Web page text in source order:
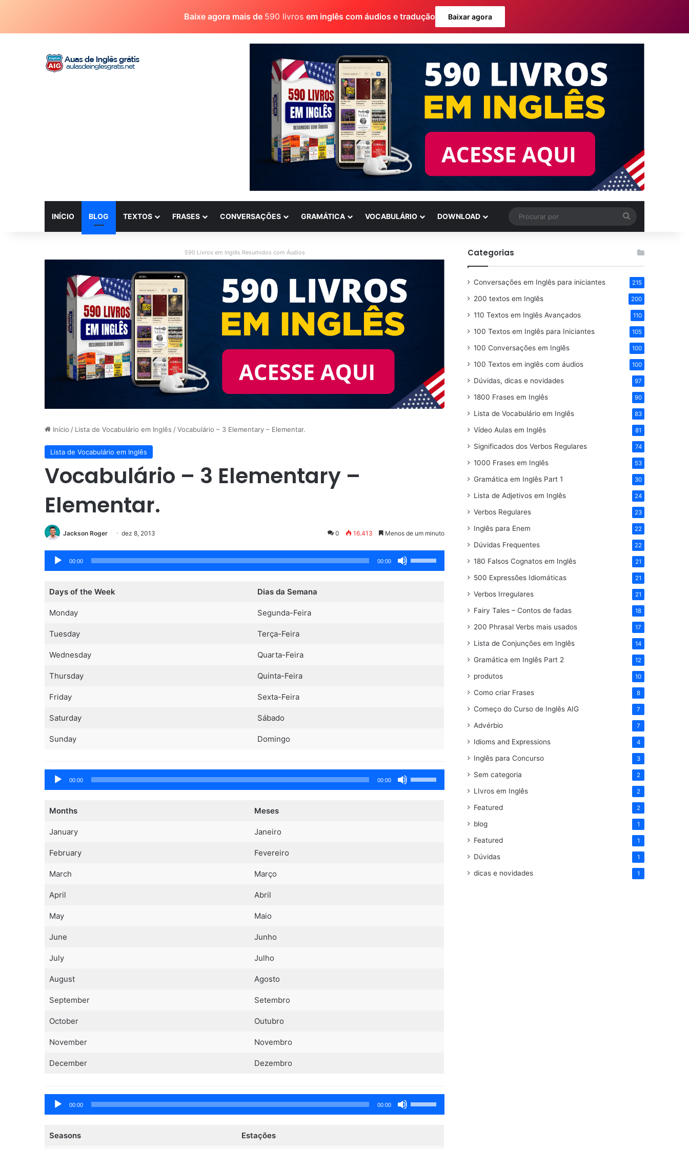
Baixe agora mais de 590 livros em inglês com áudios e tradução Baixar agora
INÍCIO BLOG TEXTOS FRASES CONVERSAÇÕES GRAMÁTICA VOCABULÁRIO DOWNLOAD
por
590 Livros em Inglês Resumidos com Áudios
Início / Lista de Vocabulário em Inglês /Vocabulário – 3 Elementary – Elementar.
Lista de Vocabulário em Inglês
Vocabulário – 3 Elementary –
Elementar.
Jackson Roger dez 8, 2013 0 16.413 Menos de um minuto
Tocador
de
00:00 00:00
as
Days of the Week Dias da Semana
Monday Segunda-Feira
Tuesday Terça-Feira
Wednesday Quarta-Feira
Thursday Quinta-Feira
Friday Sexta-Feira
Saturday Sábado
Sunday Domingo
Tocador
de
00:00 00:00
as
Months Meses
January Janeiro
February Fevereiro
March Março
April Abril
May Maio
June Junho
July Julho
August Agosto
September Setembro
October Outubro
November Novembro
December Dezembro
Tocador
de
00:00 00:00
as
Seasons Estações
Categorias
Conversações em Inglês para iniciantes 215
200 textos em Inglês 200
110 Textos em Inglês Avançados 110
100 Textos em Inglês para Iniciantes 105
100 Conversações em Inglês 100
100 Textos em inglês com áudios 100
Dúvidas, dicas e novidades 97
1800 Frases em Inglês 90
Lista de Vocabulário em Inglês 83
Vídeo Aulas em Inglês 81
Significados dos Verbos Regulares 74
1000 Frases em Inglês 53
Gramática em Inglês Part 1 30
Lista de Adjetivos em Inglês 24
Verbos Regulares 23
Inglês para Enem 22
Dúvidas Frequentes 22
180 Falsos Cognatos em Inglês 21
500 Expressões Idiomáticas 21
Verbos Irregulares 21
Fairy Tales – Contos de fadas 18
200 Phrasal Verbs mais usados 17
Lista de Conjunções em Inglês 14
Gramática em Inglês Part 2 12
produtos 10
Como criar Frases 8
Começo do Curso de Inglês AIG 7
Advérbio 7
Idioms and Expressions 4
Inglês para Concurso 3
Sem categoria 2
LIvros em Inglês 2
Featured 2
blog 1
Featured 1
Dúvidas 1
dicas e novidades 1